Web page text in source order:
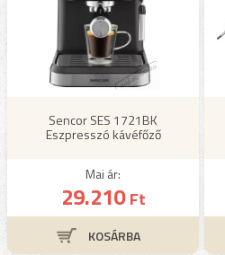
Sencor SES 1721BK
Eszpresszó kávéfőző
Mai ár:
29.210Ft